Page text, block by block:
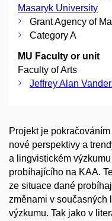
Masaryk University
Grant Agency of
Category A
MU Faculty or unit
Faculty of Arts
Jeffrey Alan
Projekt je
nové perspektivy a
a lingvistickém
probíhajícího na KAA.
ze situace dané
změnami v současných
výzkumu. Tak jako v